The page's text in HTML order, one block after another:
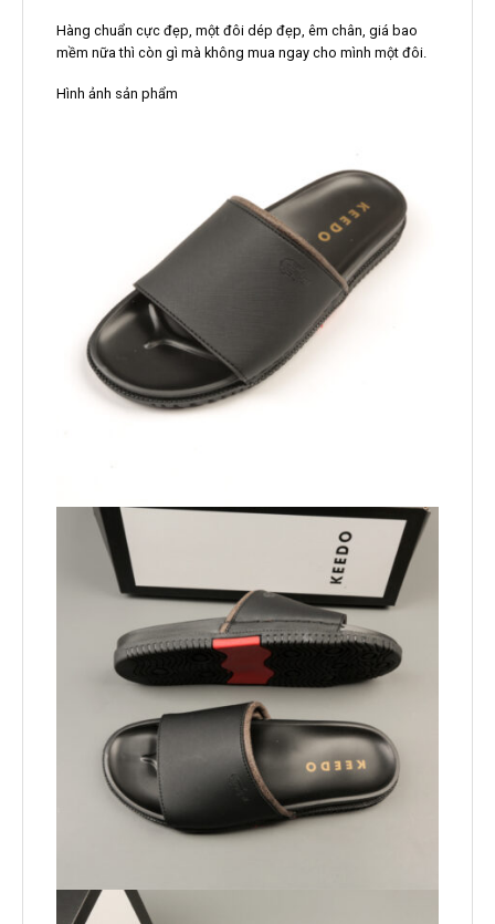
Hàng chuẩn cực đẹp, một đôi dép đẹp, êm chân, giá bao
mềm nữa thì còn gì mà không mua ngay cho mình một đôi.
Hình ảnh sản phẩm